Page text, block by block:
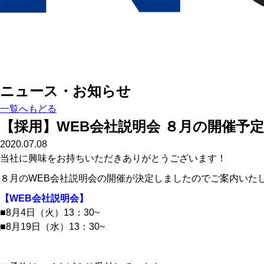
ニュース・お知らせ
一覧へもどる
【採用】WEB会社説明会 ８月の開催予定
2020.07.08
当社に興味をお持ちいただきありがとうございます！
８月のWEB会社説明会の開催が決定しましたのでご案内いた
【WEB会社説明会】
■8月4日（火）13：30~
■8月19日（水）13：30~